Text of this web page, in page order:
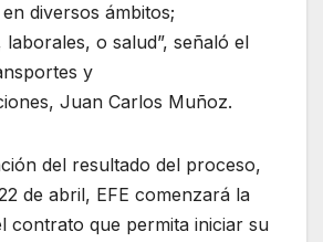
diversos ámbitos;
laborales, o salud”, señaló el
y
Juan Carlos Muñoz.
del resultado del proceso,
de abril, EFE comenzará la
contrato que permita iniciar su